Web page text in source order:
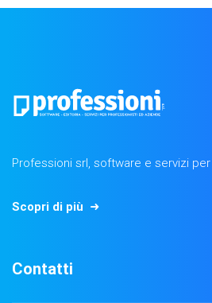
Professioni srl, software e servizi
Scopri di più
Contatti